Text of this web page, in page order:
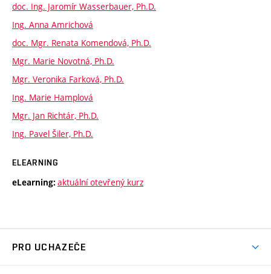
doc. Ing. Jaromír Wasserbauer, Ph.D.
Ing. Anna Amrichová
doc. Mgr. Renata Komendová, Ph.D.
Mgr. Marie Novotná, Ph.D.
Mgr. Veronika Farková, Ph.D.
Ing. Marie Hamplová
Mgr. Jan Richtár, Ph.D.
Ing. Pavel Šiler, Ph.D.
ELEARNING
eLearning: aktuální otevřený kurz
PRO UCHAZEČE